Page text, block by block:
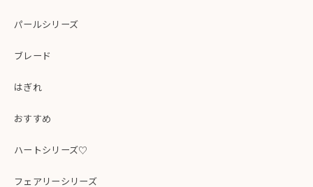
パールシリーズ
ブレード
はぎれ
おすすめ
ハートシリーズ♡
フェアリーシリーズ